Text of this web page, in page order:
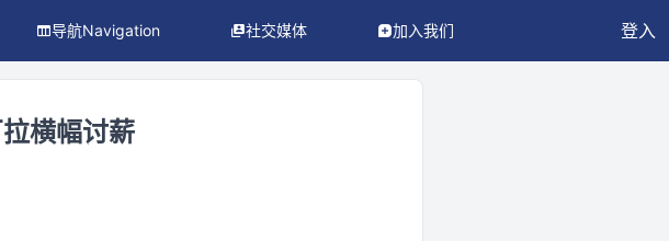
导航Navigation 社交媒体 加入我们 登入
横幅讨薪